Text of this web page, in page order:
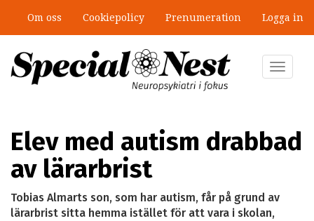
huvudinnehåll
Om oss Cookiepolicy Prenumeration Logga in
Toggle
Elev med autism drabbad
av lärarbrist
Tobias Almarts son, som har autism, får på grund av
lärarbrist sitta hemma istället för att vara i skolan,
”Jobbet gick bra – just därför togs
stödet bort”